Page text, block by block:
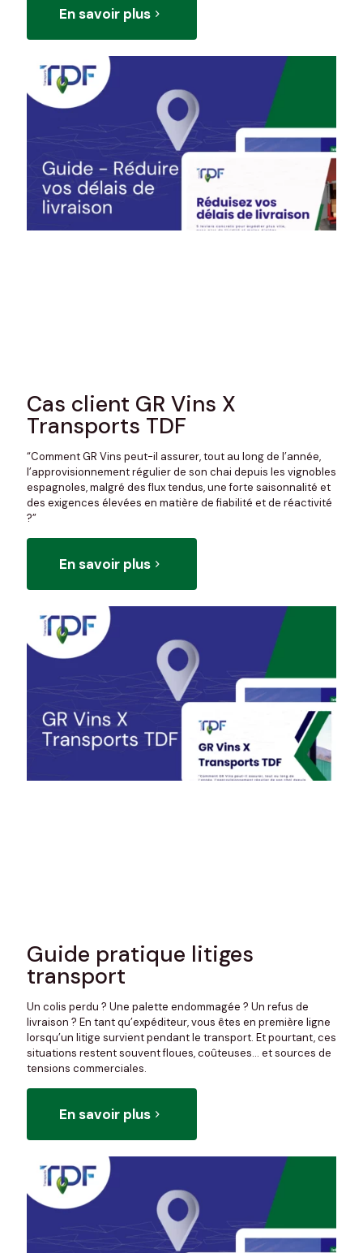
En savoir plus
Cas client GR Vins X
Transports TDF
“Comment GR Vins peut-il assurer, tout au long de l’année,
l’approvisionnement régulier de son chai depuis les vignobles
espagnoles, malgré des flux tendus, une forte saisonnalité et
des exigences élevées en matière de fiabilité et de réactivité
?”
En savoir plus
Guide pratique litiges
transport
Un colis perdu ? Une palette endommagée ? Un refus de
livraison ? En tant qu’expéditeur, vous êtes en première ligne
lorsqu’un litige survient pendant le transport. Et pourtant, ces
situations restent souvent floues, coûteuses… et sources de
tensions commerciales.
En savoir plus